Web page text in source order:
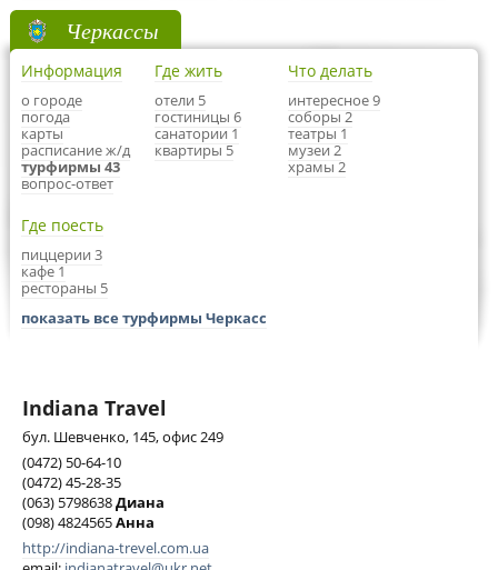
Черкассы
Информация
о городе
погода
карты
расписание ж/д
турфирмы 43
вопрос-ответ
Где жить
отели 5
гостиницы 6
санатории 1
квартиры 5
Что делать
интересное 9
соборы 2
театры 1
музеи 2
храмы 2
Где поесть
пиццерии 3
кафе 1
рестораны 5
показать все турфирмы Черкасс
Indiana Travel
бул. Шевченко, 145, офис 249
(0472) 50-64-10
(0472) 45-28-35
(063) 5798638Диана
(098) 4824565Анна
http://indiana-trevel.com.ua